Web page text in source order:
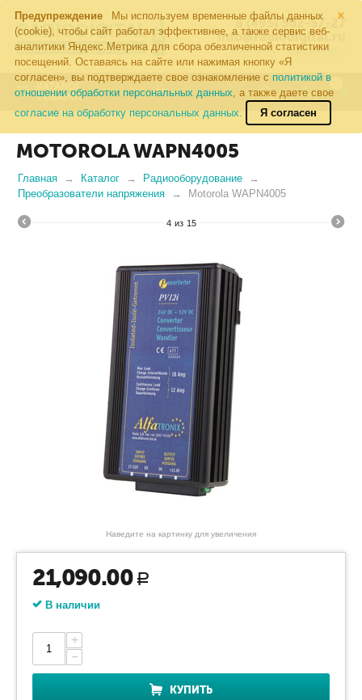
×
Предупреждение
Мы используем временные файлы данных
(cookie), чтобы сайт работал эффективнее, а также сервис веб-
аналитики Яндекс.Метрика для сбора обезличенной статистики
посещений. Оставаясь на сайте или нажимая кнопку «Я
согласен», вы подтверждаете свое ознакомление с политикой в
отношении обработки персональных данных, а также даете свое
согласие на обработку персональных данных.
Я согласен
8 (495) 502-57-27
info@radiodigital.ru
Контакты Перезвонить
КАТАЛОГ
ТОВАРОВ
MOTOROLA WAPN4005
Главная Каталог
Радиооборудование
Преобразователи напряжения
Motorola WAPN4005
4 из 15
Наведите на картинку для увеличения
21,090.00 Р
В наличии
+
−
КУПИТЬ